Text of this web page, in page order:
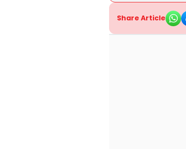
Share Article